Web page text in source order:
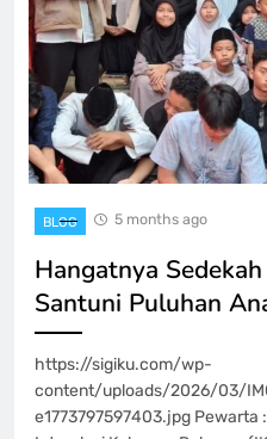
BLOG 5 months ago
Hangatnya
Santuni Puluhan
https://sigiku.com/wp-
content/uploads/2026/03/
e1773797597403.jpg Pewarta